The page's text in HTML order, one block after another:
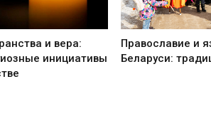
и вера:
инициативы
Православие и
Беларуси: